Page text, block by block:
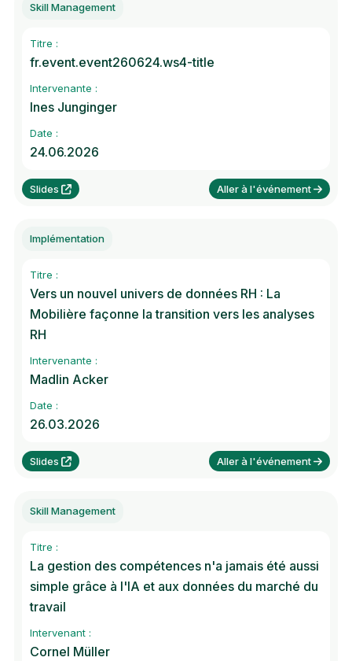
Skill Management
Titre :
fr.event.event260624.ws4-title
Intervenante :
Ines Junginger
Date :
24.06.2026
Slides Aller à l'événement
Implémentation
Titre :
Vers un nouvel univers de données RH : La
Mobilière façonne la transition vers les analyses
RH
Intervenante :
Madlin Acker
Date :
26.03.2026
Slides Aller à l'événement
Skill Management
Titre :
La gestion des compétences n'a jamais été aussi
simple grâce à l'IA et aux données du marché du
travail
Intervenant :
Cornel Müller